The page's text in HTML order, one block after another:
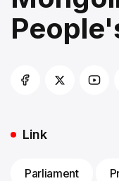
Link
Parliament